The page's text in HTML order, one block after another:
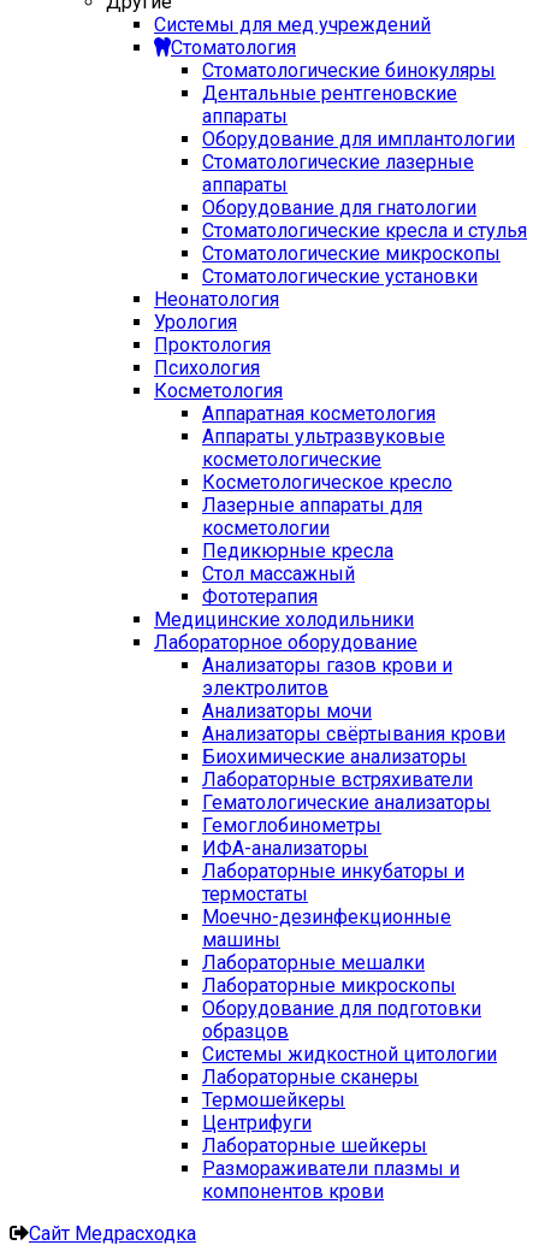
Системы для мед учреждений
Стоматология
Стоматологические бинокуляры
Дентальные рентгеновские
аппараты
Оборудование для имплантологии
Стоматологические лазерные
аппараты
Оборудование для гнатологии
Стоматологические кресла и стулья
Стоматологические микроскопы
Стоматологические установки
Неонатология
Урология
Проктология
Психология
Косметология
Аппаратная косметология
Аппараты ультразвуковые
косметологические
Косметологическое кресло
Лазерные аппараты для
косметологии
Педикюрные кресла
Стол массажный
Фототерапия
Медицинские холодильники
Лабораторное оборудование
Анализаторы газов крови и
электролитов
Анализаторы мочи
Анализаторы свёртывания крови
Биохимические анализаторы
Лабораторные встряхиватели
Гематологические анализаторы
Гемоглобинометры
ИФА-анализаторы
Лабораторные инкубаторы и
термостаты
Моечно-дезинфекционные
машины
Лабораторные мешалки
Лабораторные микроскопы
Оборудование для подготовки
образцов
Системы жидкостной цитологии
Лабораторные сканеры
Термошейкеры
Центрифуги
Лабораторные шейкеры
Размораживатели плазмы и
компонентов крови
Сайт Медрасходка